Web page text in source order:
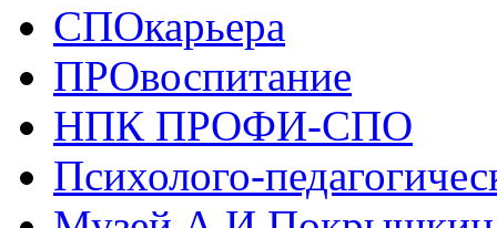
СПОкарьера
ПРОвоспитание
НПК ПРОФИ-СПО
Психолого-